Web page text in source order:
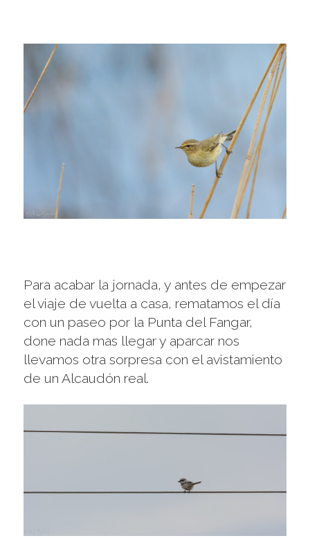
Para acabar la jornada, y antes de empezar
el viaje de vuelta a casa, rematamos el día
con un paseo por la Punta del Fangar,
done nada mas llegar y aparcar nos
llevamos otra sorpresa con el avistamiento
de un Alcaudón real.